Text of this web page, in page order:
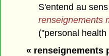
S'entend au
renseignements
("personal
« renseignements